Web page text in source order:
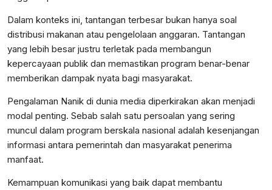
Dalam konteks ini, tantangan terbesar bukan hanya soal
distribusi makanan atau pengelolaan anggaran. Tantangan
yang lebih besar justru terletak pada membangun
kepercayaan publik dan memastikan program benar-benar
memberikan dampak nyata bagi masyarakat.
Pengalaman Nanik di dunia media diperkirakan akan menjadi
modal penting. Sebab salah satu persoalan yang sering
muncul dalam program berskala nasional adalah kesenjangan
informasi antara pemerintah dan masyarakat penerima
manfaat.
Kemampuan komunikasi yang baik dapat membantu